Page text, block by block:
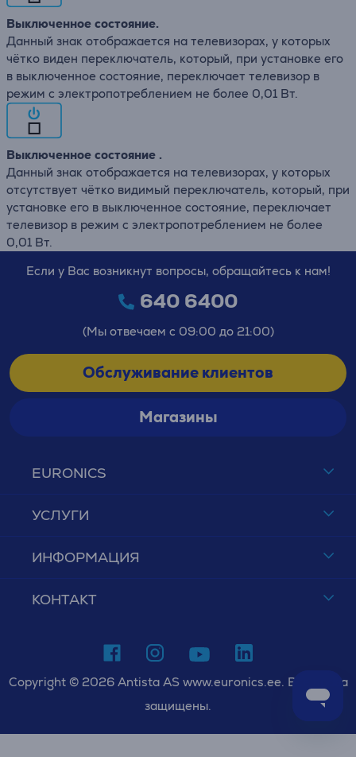
Выключенное состояние.
Данный знак отображается на телевизорах, у которых
чётко виден переключатель, который, при установке его
в выключенное состояние, переключает телевизор в
режим с электропотреблением не более 0,01 Вт.
Выключенное состояние .
Данный знак отображается на телевизорах, у которых
отсутствует чётко видимый переключатель, который, при
установке его в выключенное состояние, переключает
телевизор в режим с электропотреблением не более
0,01 Вт.
EURONICS
УСЛУГИ
ИНФОРМАЦИЯ
КОНТАКТ
Если у Вас возникнут вопросы, обращайтесь к нам!
640 6400
(Мы отвечаем с 09:00 до 21:00)
Обслуживание клиентов
Магазины
Copyright © 2026 Antista AS www.euronics.ee. Все права
защищены.